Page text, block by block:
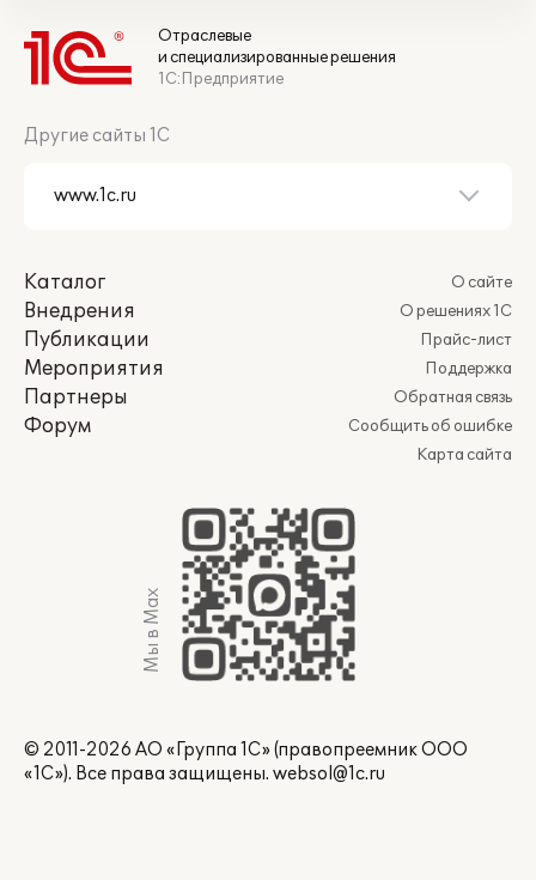
Отраслевые
и специализированные решения
1С:Предприятие
Другие сайты 1С
Каталог
Внедрения
Публикации
Мероприятия
Партнеры
Форум
О сайте
О решениях 1С
Прайс-лист
Поддержка
Обратная связь
Сообщить об ошибке
Карта сайта
Мы в Max
© 2011-2026 АО «Группа 1С» (правопреемник ООО
«1С»). Все права защищены. websol@1c.ru